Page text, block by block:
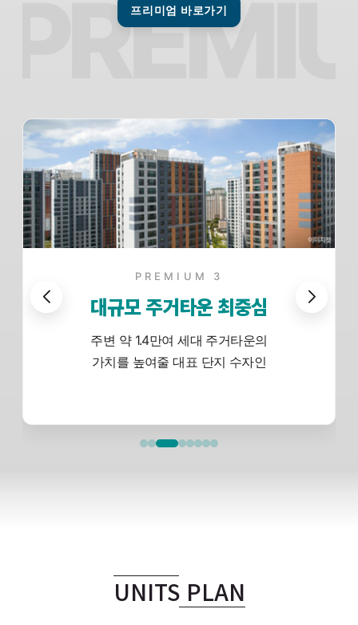
PREMIUM 3
대규모 주거타운 최중심
주변 약 1.4만여 세대 주거타운의
가치를 높여줄 대표 단지 수자인
프리미엄 바로가기
UNITS PLAN